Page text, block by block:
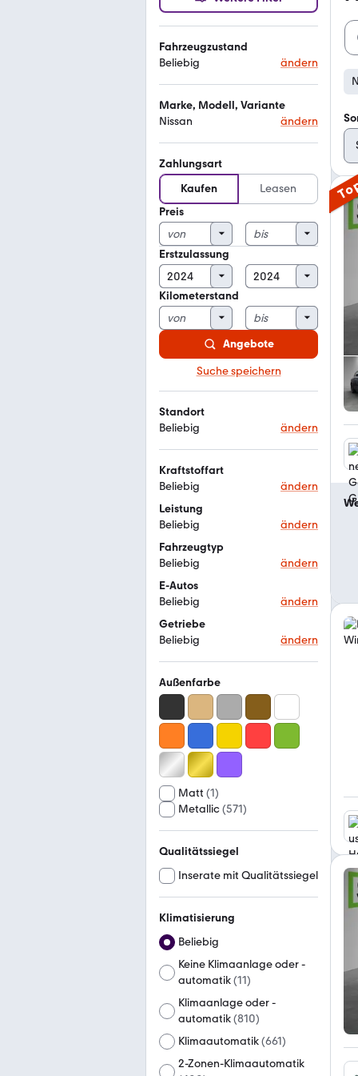
Fahrzeugzustand
Beliebig
ändern
Marke, Modell, Variante
Nissan
ändern
Zahlungsart
Kaufen
Leasen
Preis
Erstzulassung
Kilometerstand
Angebote
Suche speichern
Standort
Beliebig
ändern
Kraftstoffart
Beliebig
ändern
Leistung
Beliebig
ändern
Fahrzeugtyp
Beliebig
ändern
E-Autos
Beliebig
ändern
Getriebe
Beliebig
ändern
Außenfarbe
Matt (1)
Metallic(571)
Qualitätssiegel
Inserate mit Qualitätssiegel
Klimatisierung
Beliebig
Keine Klimaanlage oder -
automatik(11)
Klimaanlage oder -
automatik(810)
Klimaautomatik(661)
2-Zonen-Klimaautomatik